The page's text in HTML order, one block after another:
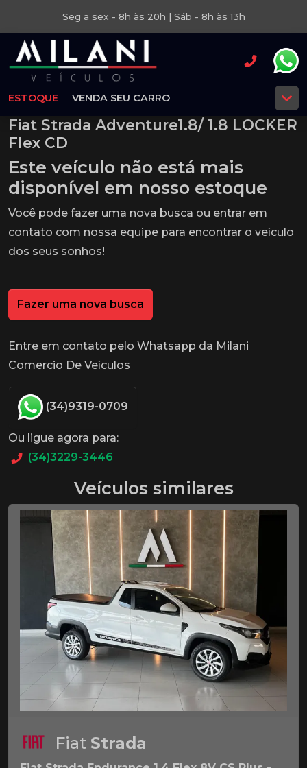
Seg a sex - 8h às 20h | Sáb - 8h às 13h
ESTOQUE VENDA SEU CARRO
Fiat Strada Adventure1.8/ 1.8 LOCKER
Flex CD
Este veículo não está mais
disponível em nosso estoque
Você pode fazer uma nova busca ou entrar em
contato com nossa equipe para encontrar o veículo
dos seus sonhos!
Fazer uma nova busca
Entre em contato pelo Whatsapp da Milani
Comercio De Veículos
(34)9319-0709
Ou ligue agora para:
(34)3229-3446
Veículos similares
Fiat Strada